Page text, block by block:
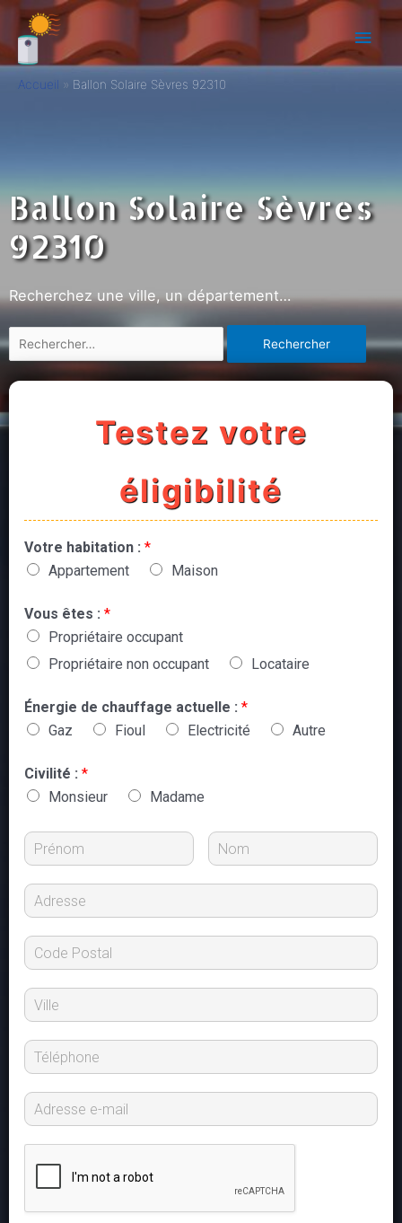
Accueil Ballon Solaire Sèvres 92310
Ballon Solaire Sèvres
92310
Recherchez une ville, un département…
Testez votre
éligibilité
Votre habitation : *
Appartement
Maison
Vous êtes : *
Propriétaire occupant
Propriétaire non occupant
Locataire
Énergie de chauffage actuelle : *
Gaz
Fioul Electricité Autre
Civilité : *
Monsieur
Madame